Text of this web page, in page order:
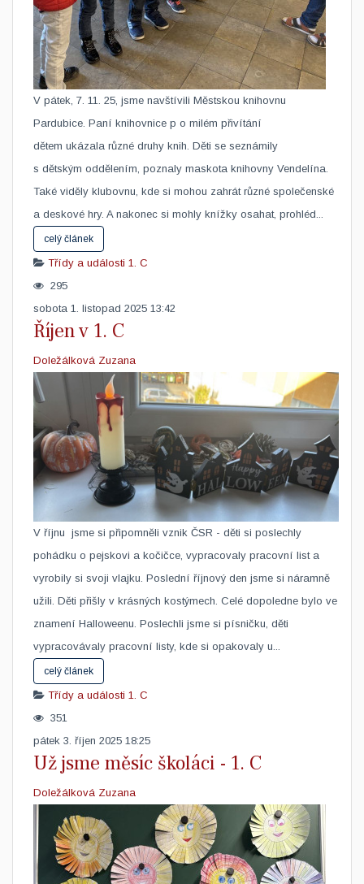
V pátek, 7. 11. 25, jsme navštívili Městskou knihovnu
Pardubice. Paní knihovnice ​p o milém přivítání
dětem ukázala různé druhy knih. Děti se seznámily
s dětským oddělením, poznaly maskota knihovny Vendelína.
Také viděly klubovnu, kde si mohou zahrát různé společenské
a deskové hry. A nakonec si mohly knížky osahat, prohléd...
celý článek
Třídy a události 1. C
295
sobota 1. listopad 2025 13:42
Říjen v 1. C
Doležálková Zuzana
V říjnu jsme si připomněli vznik ČSR - děti si poslechly
pohádku o pejskovi a kočičce, vypracovaly pracovní list a
vyrobily si svoji vlajku. ​Poslední říjnový den jsme si náramně
užili. Děti přišly v krásných kostýmech. Celé dopoledne bylo ve
znamení Halloweenu. Poslechli jsme si písničku, děti
vypracovávaly pracovní listy, kde si opakovaly u...
celý článek
Třídy a události 1. C
351
pátek 3. říjen 2025 18:25
Už jsme měsíc školáci - 1. C
Doležálková Zuzana